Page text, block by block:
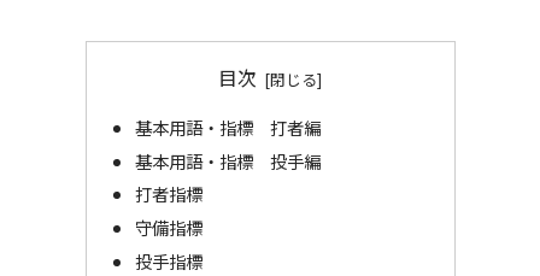
目次
基本用語・指標 打者編
基本用語・指標 投手編
打者指標
守備指標
投手指標